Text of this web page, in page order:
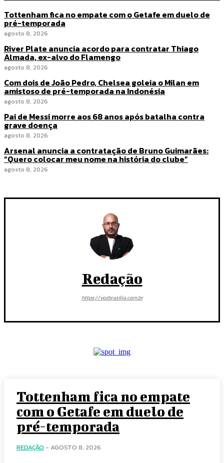
Tottenham fica no empate com o Getafe em duelo de
pré-temporada
agosto 8, 2026
River Plate anuncia acordo para contratar Thiago
Almada, ex-alvo do Flamengo
agosto 8, 2026
Com dois de João Pedro, Chelsea goleia o Milan em
amistoso de pré-temporada na Indonésia
agosto 8, 2026
Pai de Messi morre aos 68 anos após batalha contra
grave doença
agosto 8, 2026
Arsenal anuncia a contratação de Bruno Guimarães:
“Quero colocar meu nome na história do clube”
agosto 8, 2026
Redação
https://vozbrasilia.com.br
Tottenham fica no empate
com o Getafe em duelo de
pré-temporada
REDAÇÃO - AGOSTO 8, 2026